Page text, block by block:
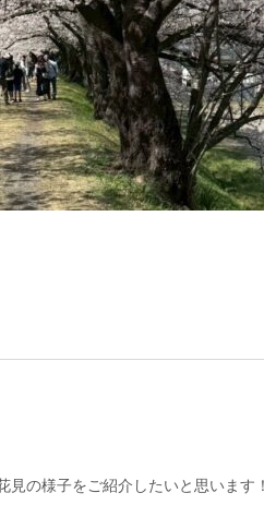
の様子をご紹介したいと思います！